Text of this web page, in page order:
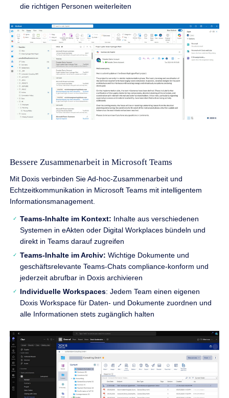
die richtigen Personen weiterleiten
Bessere Zusammenarbeit in Microsoft Teams
Mit Doxis verbinden Sie Ad-hoc-Zusammenarbeit und
Echtzeitkommunikation in Microsoft Teams mit intelligentem
Informationsmanagement.
Teams-Inhalte im Kontext: Inhalte aus verschiedenen
Systemen in eAkten oder Digital Workplaces bündeln und
direkt in Teams darauf zugreifen
Teams-Inhalte im Archiv: Wichtige Dokumente und
geschäftsrelevante Teams-Chats compliance-konform und
jederzeit abrufbar in Doxis archivieren
Individuelle Workspaces: Jedem Team einen eigenen
Doxis Workspace für Daten- und Dokumente zuordnen und
alle Informationen stets zugänglich halten